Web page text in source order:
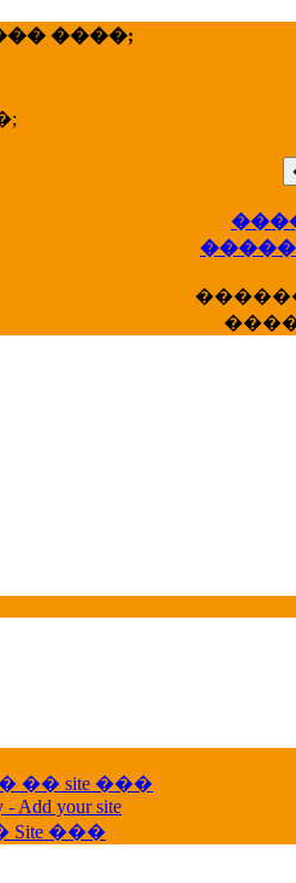
����;
�� site ���
- Add your site
���